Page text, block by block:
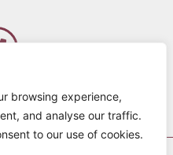
browsing experience,
and analyse our traffic.
to our use of cookies.
μας
: 10:00 – 15:00
: 10:00 – 21:00